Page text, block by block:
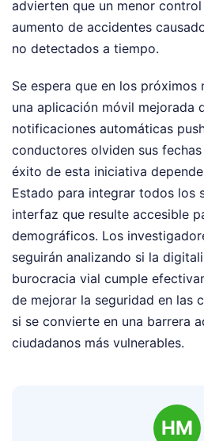
advierten que un menor
aumento de accidentes
no detectados a tiempo.
Se espera que en los próximos
una aplicación móvil mejorada
notificaciones automáticas
conductores olviden sus
éxito de esta iniciativa
Estado para integrar todos los
interfaz que resulte accesible
demográficos. Los
seguirán analizando si la
burocracia vial cumple
de mejorar la seguridad en las
si se convierte en una barrera
ciudadanos más vulnerables.
HM